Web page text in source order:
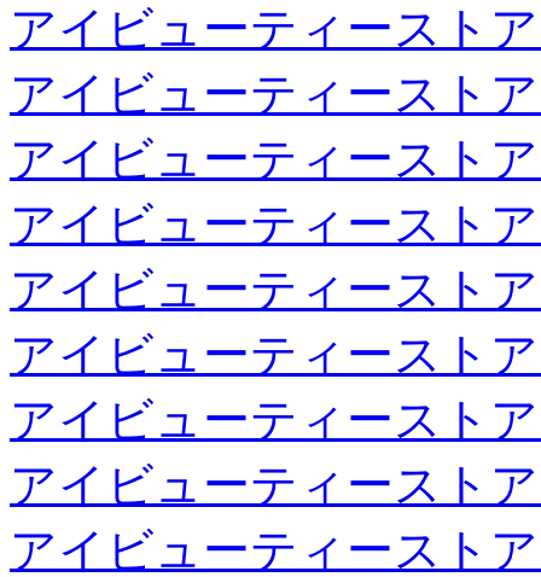
アイビューティースト
アイビューティースト
アイビューティースト
アイビューティースト
アイビューティースト
アイビューティースト
アイビューティースト
アイビューティースト
アイビューティースト